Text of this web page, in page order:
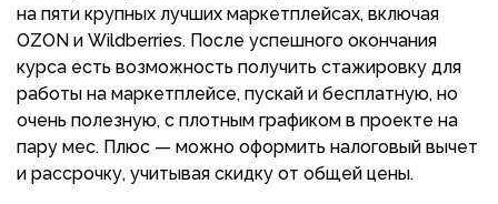
на пяти крупных лучших маркетплейсах, включая
OZON и Wildberries. После успешного окончания
курса есть возможность получить стажировку для
работы на маркетплейсе, пускай и бесплатную, но
очень полезную, с плотным графиком в проекте на
пару мес. Плюс — можно оформить налоговый вычет
и рассрочку, учитывая скидку от общей цены.